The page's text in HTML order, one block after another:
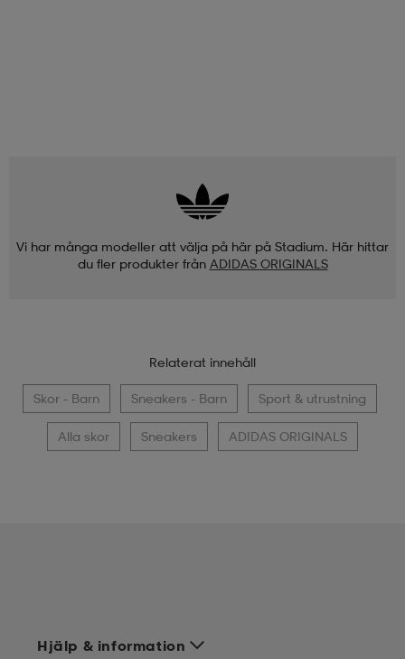
Vi har många modeller att välja på här på Stadium. Här hittar
du fler produkter från ADIDAS ORIGINALS
Relaterat innehåll
Skor - Barn Sneakers - Barn Sport & utrustning
Alla skor Sneakers ADIDAS ORIGINALS
Hjälp & information